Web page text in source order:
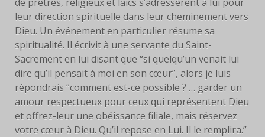
leur direction spirituelle dans leur cheminement vers
Dieu. Un événement en particulier résume sa
spiritualité. Il écrivit à une servante du Saint-
Sacrement en lui disant que “si quelqu’un venait lui
dire qu’il pensait à moi en son cœur”, alors je luis
répondrais “comment est-ce possible ? … garder un
amour respectueux pour ceux qui représentent Dieu
et offrez-leur une obéissance filiale, mais réservez
votre cœur à Dieu. Qu’il repose en Lui. Il le remplira.”